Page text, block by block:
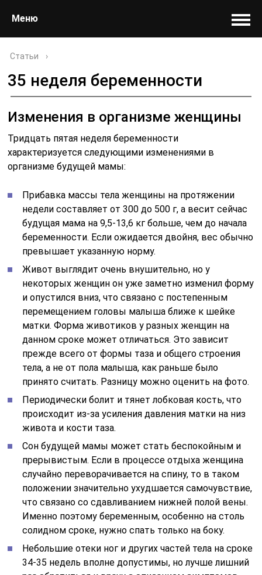
Меню
Статьи ›
35 неделя беременности
Изменения в организме женщины
Тридцать пятая неделя беременности
характеризуется следующими изменениями в
организме будущей мамы:
Прибавка массы тела женщины на протяжении
недели составляет от 300 до 500 г, а весит сейчас
будущая мама на 9,5-13,6 кг больше, чем до начала
беременности. Если ожидается двойня, вес обычно
превышает указанную норму.
Живот выглядит очень внушительно, но у
некоторых женщин он уже заметно изменил форму
и опустился вниз, что связано с постепенным
перемещением головы малыша ближе к шейке
матки. Форма животиков у разных женщин на
данном сроке может отличаться. Это зависит
прежде всего от формы таза и общего строения
тела, а не от пола малыша, как раньше было
принято считать. Разницу можно оценить на фото.
Периодически болит и тянет лобковая кость, что
происходит из-за усиления давления матки на низ
живота и кости таза.
Сон будущей мамы может стать беспокойным и
прерывистым. Если в процессе отдыха женщина
случайно переворачивается на спину, то в таком
положении значительно ухудшается самочувствие,
что связано со сдавливанием нижней полой вены.
Именно поэтому беременным, особенно на столь
солидном сроке, нужно спать только на боку.
Небольшие отеки ног и других частей тела на сроке
34-35 недель вполне допустимы, но лучше лишний